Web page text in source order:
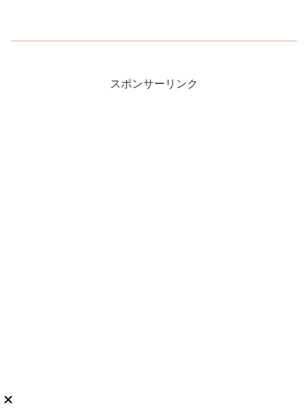
スポンサーリンク